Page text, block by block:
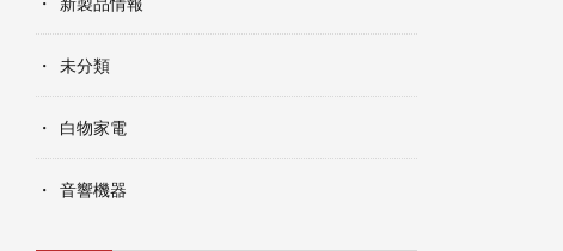
未分類
白物家電
音響機器